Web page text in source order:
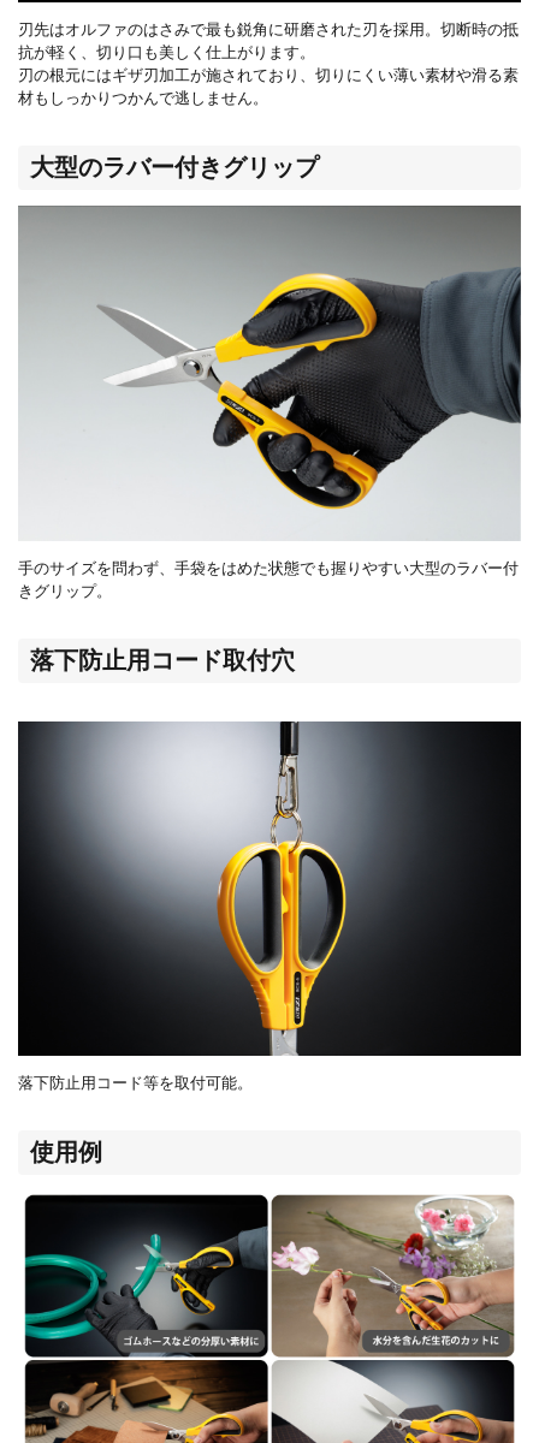
刃先はオルファのはさみで最も鋭角に研磨された刃を採用。切断時の抵
抗が軽く、切り口も美しく仕上がります。
刃の根元にはギザ刃加工が施されており、切りにくい薄い素材や滑る素
材もしっかりつかんで逃しません。
大型のラバー付きグリップ
手のサイズを問わず、手袋をはめた状態でも握りやすい大型のラバー付
き グリップ。
落下防止用コード取付穴
落下防止用コード等を取付可能。
使用例